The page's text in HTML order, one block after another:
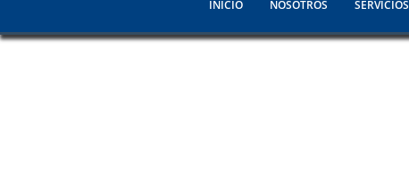
INICIO NOSOTROS SERVICIOS